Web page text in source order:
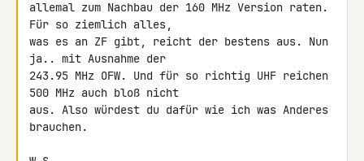
allemal zum Nachbau der 160 MHz Version raten.
Für so ziemlich alles,
was es an ZF gibt, reicht der bestens aus. Nun
ja.. mit Ausnahme der
243.95 MHz OFW. Und für so richtig UHF reichen
500 MHz auch bloß nicht
aus. Also würdest du dafür wie ich was Anderes
brauchen.